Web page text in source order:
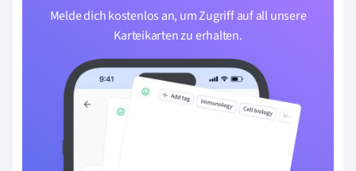
Melde dich kostenlos an, um Zugriff auf all unsere
Karteikarten zu erhalten.